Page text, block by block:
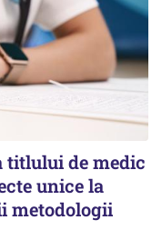
titlului de medic
unice la
metodologii